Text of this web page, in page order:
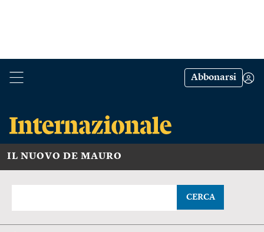
Abbonarsi
IL NUOVO DE MAURO
CERCA